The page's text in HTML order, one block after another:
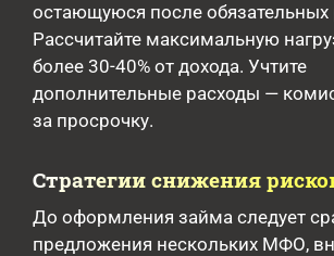
остающуюся после обязательных
Рассчитайте максимальную
более 30-40% от дохода. Учтите
дополнительные расходы —
за просрочку.
Стратегии снижения
До оформления займа следует
предложения нескольких МФО,